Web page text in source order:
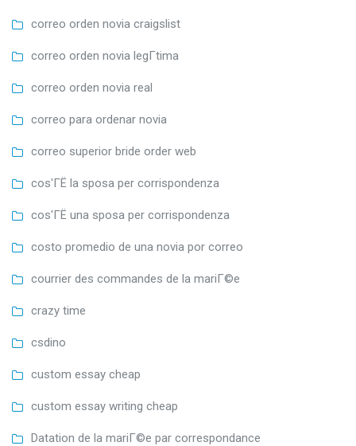
correo orden novia craigslist
correo orden novia legГ­tima
correo orden novia real
correo para ordenar novia
correo superior bride order web
cos'ГЁ la sposa per corrispondenza
cos'ГЁ una sposa per corrispondenza
costo promedio de una novia por correo
courrier des commandes de la mariГ©e
crazy time
csdino
custom essay cheap
custom essay writing cheap
Datation de la mariГ©e par correspondance